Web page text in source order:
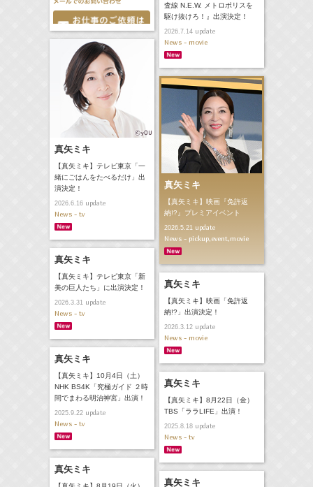
査線 N.E.W. メトロポリスを
駆け抜けろ！』出演決定！
2026.7.14update
News - movie
真矢ミキ
【真矢ミキ】テレビ東京「一
緒にごはんをたべるだけ」出
演決定！
2026.6.16update
News - tv
真矢ミキ
【真矢ミキ】映画『免許返
納!?』プレミアイベント
2026.5.21 update
News - pickup,event,movie
真矢ミキ
【真矢ミキ】テレビ東京「新
美の巨人たち」に出演決定！
2026.3.31update
News - tv
真矢ミキ
【真矢ミキ】映画「免許返
納!?」出演決定！
2026.3.12update
News - movie
真矢ミキ
【真矢ミキ】10月4日（土）
NHK BS4K「究極ガイド ２時
間でまわる明治神宮」出演！
2025.9.22update
News - tv
真矢ミキ
【真矢ミキ】8月22日（金）
TBS「ララLIFE」出演！
2025.8.18update
News - tv
真矢ミキ
真矢ミキ